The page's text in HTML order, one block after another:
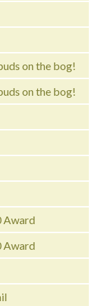
on the bog!
on the bog!
Award
Award